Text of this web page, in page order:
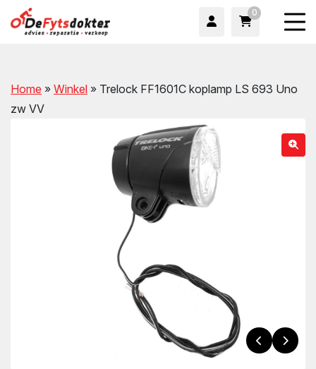
0
Home » Winkel » Trelock FF1601C koplamp LS 693 Uno
zw VV